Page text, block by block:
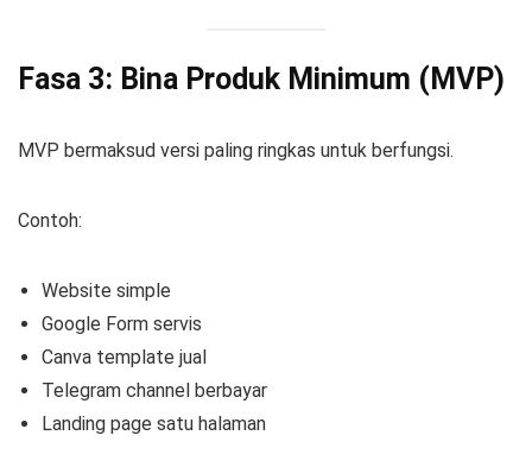
Fasa 3: Bina Produk Minimum (MVP)
MVP bermaksud versi paling ringkas untuk berfungsi.
Contoh:
Website simple
Google Form servis
Canva template jual
Telegram channel berbayar
Landing page satu halaman